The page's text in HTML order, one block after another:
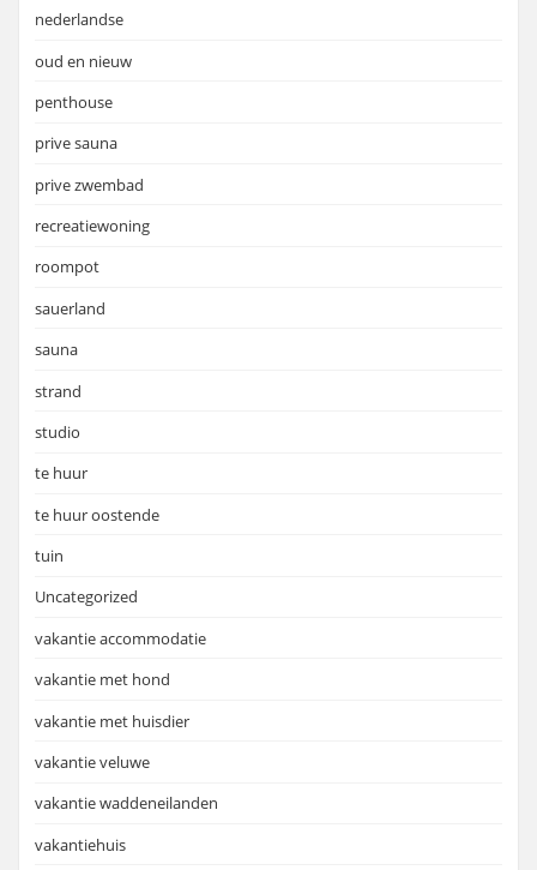
nederlandse
oud en nieuw
penthouse
prive sauna
prive zwembad
recreatiewoning
roompot
sauerland
sauna
strand
studio
te huur
te huur oostende
tuin
Uncategorized
vakantie accommodatie
vakantie met hond
vakantie met huisdier
vakantie veluwe
vakantie waddeneilanden
vakantiehuis